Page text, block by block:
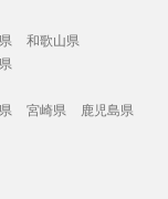
和歌山県
宮崎県
鹿児島県